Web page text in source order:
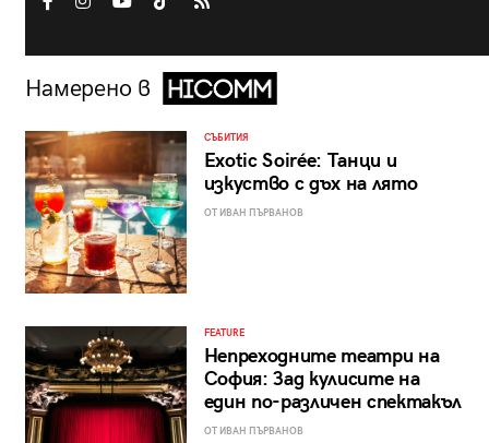
Намерено в
СЪБИТИЯ
Exotic Soirée: Танци и
изкуство с дъх на лято
ОТ ИВАН ПЪРВАНОВ
FEATURE
Непреходните театри на
София: Зад кулисите на
един по-различен спектакъл
ОТ ИВАН ПЪРВАНОВ